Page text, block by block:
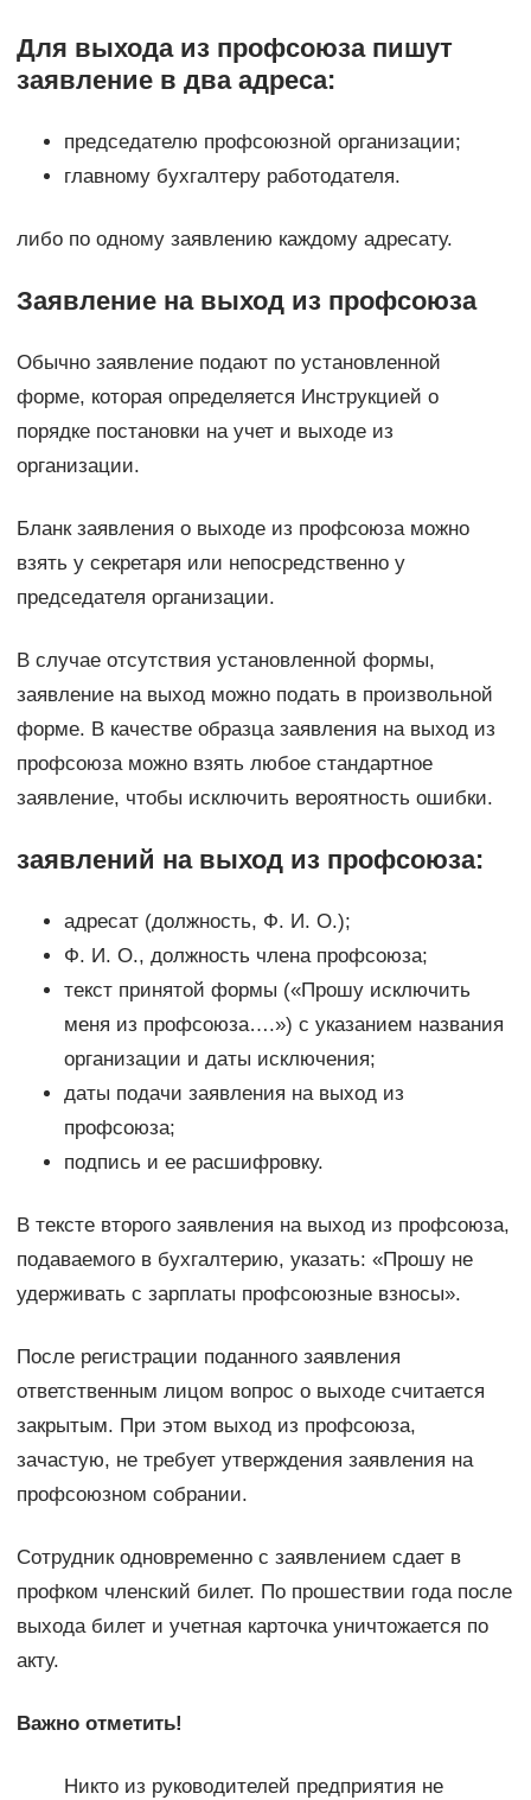
Для выхода из профсоюза пишут
заявление в два адреса:
председателю профсоюзной организации;
главному бухгалтеру работодателя.
либо по одному заявлению каждому адресату.
Заявление на выход из профсоюза
Обычно заявление подают по установленной
форме, которая определяется Инструкцией о
порядке постановки на учет и выходе из
организации.
Бланк заявления о выходе из профсоюза можно
взять у секретаря или непосредственно у
председателя организации.
В случае отсутствия установленной формы,
заявление на выход можно подать в произвольной
форме. В качестве образца заявления на выход из
профсоюза можно взять любое стандартное
заявление, чтобы исключить вероятность ошибки.
заявлений на выход из профсоюза:
адресат (должность, Ф. И. О.);
Ф. И. О., должность члена профсоюза;
текст принятой формы («Прошу исключить
меня из профсоюза….») с указанием названия
организации и даты исключения;
даты подачи заявления на выход из
профсоюза;
подпись и ее расшифровку.
В тексте второго заявления на выход из профсоюза,
подаваемого в бухгалтерию, указать: «Прошу не
удерживать с зарплаты профсоюзные взносы».
После регистрации поданного заявления
ответственным лицом вопрос о выходе считается
закрытым. При этом выход из профсоюза,
зачастую, не требует утверждения заявления на
профсоюзном собрании.
Сотрудник одновременно с заявлением сдает в
профком членский билет. По прошествии года после
выхода билет и учетная карточка уничтожается по
акту.
Важно отметить!
Никто из руководителей предприятия не